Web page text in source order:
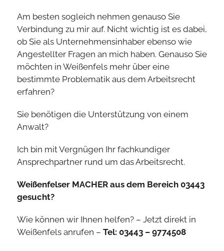
Am besten sogleich nehmen genauso Sie
Verbindung zu mir auf. Nicht wichtig ist es dabei,
ob Sie als Unternehmensinhaber ebenso wie
Angestellter Fragen an mich haben. Genauso Sie
möchten in Weißenfels mehr über eine
bestimmte Problematik aus dem Arbeitsrecht
erfahren?
Sie benötigen die Unterstützung von einem
Anwalt?
Ich bin mit Vergnügen Ihr fachkundiger
Ansprechpartner rund um das Arbeitsrecht.
Weißenfelser MACHER aus dem Bereich 03443
gesucht?
Wie können wir Ihnen helfen? – Jetzt direkt in
Weißenfels anrufen – Tel: 03443 – 9774508